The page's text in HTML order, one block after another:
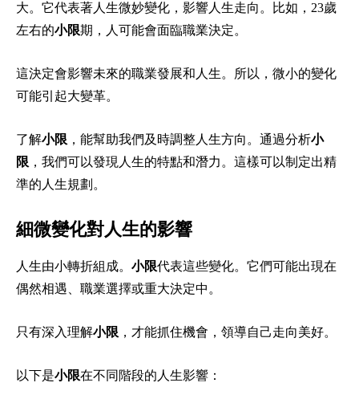
大。它代表著人生微妙變化，影響人生走向。比如，23歲
左右的小限期，人可能會面臨職業決定。
這決定會影響未來的職業發展和人生。所以，微小的變化
可能引起大變革。
了解小限 ，能幫助我們及時調整人生方向。通過分析小
限 ，我們可以發現人生的特點和潛力。這樣可以制定出精
準的人生規劃。
細微變化對人生的影響
人生由小轉折組成。 小限代表這些變化。它們可能出現在
偶然相遇、職業選擇或重大決定中。
只有深入理解小限 ，才能抓住機會，領導自己走向美好。
以下是小限在不同階段的人生影響：